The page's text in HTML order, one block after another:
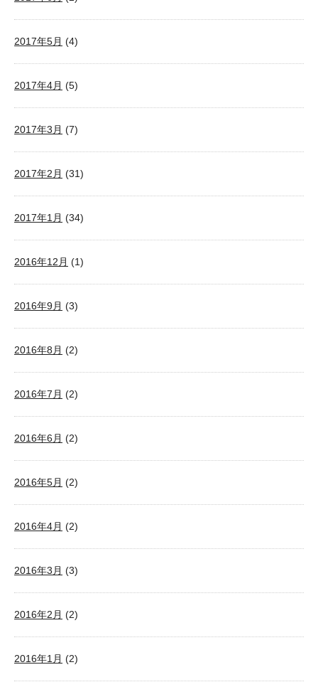
2017年5月 (4)
2017年4月 (5)
2017年3月 (7)
2017年2月 (31)
2017年1月 (34)
2016年12月 (1)
2016年9月 (3)
2016年8月 (2)
2016年7月 (2)
2016年6月 (2)
2016年5月 (2)
2016年4月 (2)
2016年3月 (3)
2016年2月 (2)
2016年1月 (2)